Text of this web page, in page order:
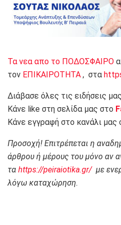
Τα νεα απο το ΠΟΔΟΣΦΑΙΡΟ
τον ΕΠΙΚΑΙΡΟΤΗΤΑ , στα
Διάβασε όλες τις ειδήσεις
Κάνε like στη σελίδα μας στο
Κάνε εγγραφή στο κανάλι μας
Προσοχή! Επιτρέπεται η
άρθρου ή μέρους του μόνο αν
τα https://peiraiotika.gr/με
λόγω καταχώρηση.